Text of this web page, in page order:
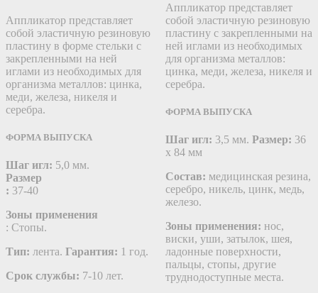
Аппликатор представляет
собой эластичную резиновую
пластину в форме стельки c
закрепленными на ней
иглами из необходимых для
организма металлов: цинка,
меди, железа, никеля и
серебра.
ФОРМА ВЫПУСКА
Шаг игл: 5,0 мм.
Размер
: 37-40
Зоны применения
: Стопы.
Тип: лента. Гарантия: 1 год.
Срок службы: 7-10 лет.
Аппликатор представляет
собой эластичную резиновую
пластину c закрепленными на
ней иглами из необходимых
для организма металлов:
цинка, меди, железа, никеля и
серебра.
ФОРМА ВЫПУСКА
Шаг игл: 3,5 мм. Размер: 36
х 84 мм
Состав: медицинская резина,
серебро, никель, цинк, медь,
железо.
Зоны применения: нос,
виски, уши, затылок, шея,
ладонные поверхности,
пальцы, стопы, другие
труднодоступные места.